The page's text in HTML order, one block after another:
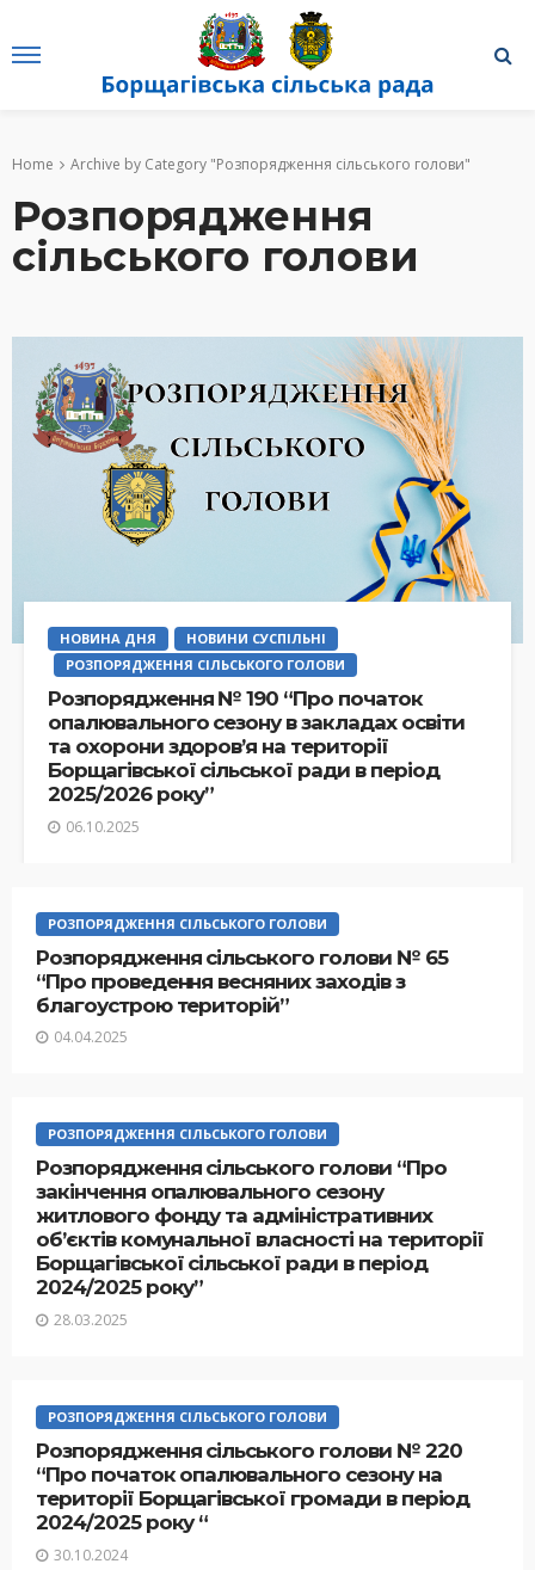
Home Archive by Category "Розпорядження сільського голови"
Розпорядження
сільського голови
НОВИНА ДНЯ
НОВИНИ СУСПІЛЬНІ
РОЗПОРЯДЖЕННЯ СІЛЬСЬКОГО ГОЛОВИ
Розпорядження № 190 “Про початок
опалювального сезону в закладах освіти
та охорони здоров’я на території
Борщагівської сільської ради в період
2025/2026 року”
06.10.2025
РОЗПОРЯДЖЕННЯ СІЛЬСЬКОГО ГОЛОВИ
Розпорядження сільського голови № 65
“Про проведення весняних заходів з
благоустрою територій”
04.04.2025
РОЗПОРЯДЖЕННЯ СІЛЬСЬКОГО ГОЛОВИ
Розпорядження сільського голови “Про
закінчення опалювального сезону
житлового фонду та адміністративних
об’єктів комунальної власності на території
Борщагівської сільської ради в період
2024/2025 року”
28.03.2025
РОЗПОРЯДЖЕННЯ СІЛЬСЬКОГО ГОЛОВИ
Розпорядження сільського голови № 220
“Про початок опалювального сезону на
території Борщагівської громади в період
2024/2025 року “
30.10.2024